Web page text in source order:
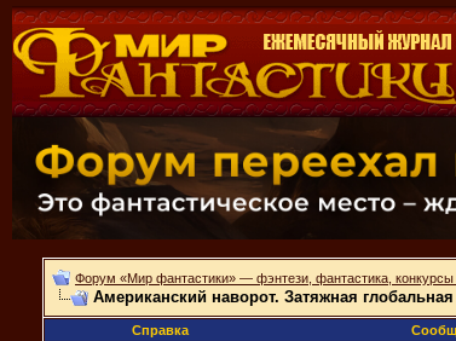
Форум «Мир фантастики» — фэнтези, фантастика, конкурсы
Американский наворот. Затяжная
Справка